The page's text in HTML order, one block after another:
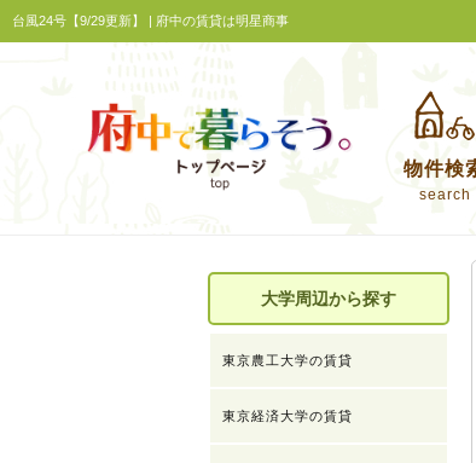
台風24号【9/29更新】 | 府中の賃貸は明星商事
物件検
search
大学周辺から探す
東京農工大学の賃貸
東京経済大学の賃貸